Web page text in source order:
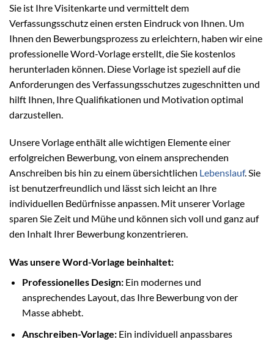
Sie ist Ihre Visitenkarte und vermittelt dem
Verfassungsschutz einen ersten Eindruck von Ihnen. Um
Ihnen den Bewerbungsprozess zu erleichtern, haben wir eine
professionelle Word-Vorlage erstellt, die Sie kostenlos
herunterladen können. Diese Vorlage ist speziell auf die
Anforderungen des Verfassungsschutzes zugeschnitten und
hilft Ihnen, Ihre Qualifikationen und Motivation optimal
darzustellen.
Unsere Vorlage enthält alle wichtigen Elemente einer
erfolgreichen Bewerbung, von einem ansprechenden
Anschreiben bis hin zu einem übersichtlichen Lebenslauf. Sie
ist benutzerfreundlich und lässt sich leicht an Ihre
individuellen Bedürfnisse anpassen. Mit unserer Vorlage
sparen Sie Zeit und Mühe und können sich voll und ganz auf
den Inhalt Ihrer Bewerbung konzentrieren.
Was unsere Word-Vorlage beinhaltet:
Professionelles Design:Ein modernes und
ansprechendes Layout, das Ihre Bewerbung von der
Masse abhebt.
Anschreiben-Vorlage:Ein individuell anpassbares